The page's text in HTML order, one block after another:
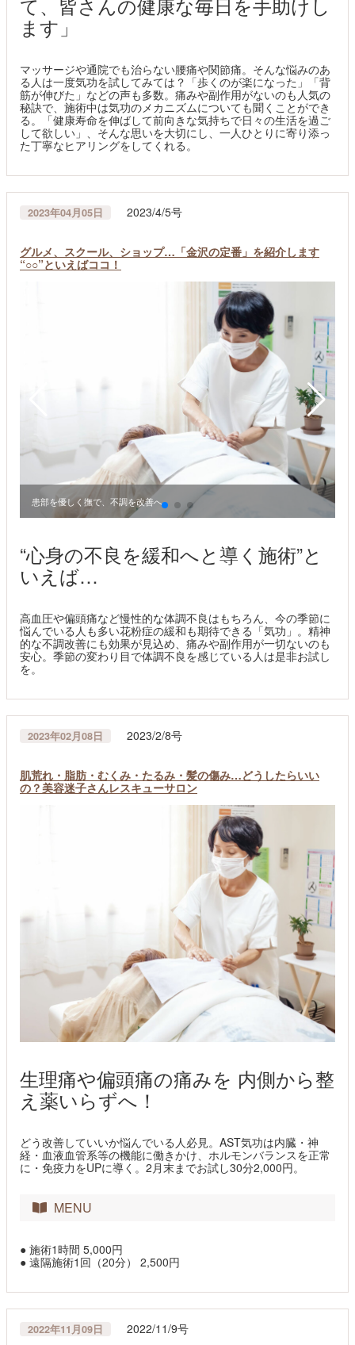
ます」
マッサージや通院でも治らない腰痛や関節痛。そんな悩みのあ
る人は一度気功を試してみては？「歩くのが楽になった」「背
筋が伸びた」などの声も多数。痛みや副作用がないのも人気の
秘訣で、施術中は気功のメカニズムについても聞くことができ
る。「健康寿命を伸ばして前向きな気持ちで日々の生活を過ご
して欲しい」、そんな思いを大切にし、一人ひとりに寄り添っ
た丁寧なヒアリングをしてくれる。
2023年04月05日 2023/4/5号
グルメ、スクール、ショップ…「金沢の定番」を紹介します
“○○”といえばココ！
患部を優しく撫で、不調を改善へ。
“心身の不良を緩和へと導く施術”と
いえば…
高血圧や偏頭痛など慢性的な体調不良はもちろん、今の季節に
悩んでいる人も多い花粉症の緩和も期待できる「気功」。精神
的な不調改善にも効果が見込め、痛みや副作用が一切ないのも
安心。季節の変わり目で体調不良を感じている人は是非お試し
を。
2023年02月08日 2023/2/8号
肌荒れ・脂肪・むくみ・たるみ・髪の傷み…どうしたらいい
の？美容迷子さんレスキューサロン
生理痛や偏頭痛の痛みを 内側から整
え薬いらずへ！
どう改善していいか悩んでいる人必見。AST気功は内臓・神
経・血液血管系等の機能に働きかけ、ホルモンバランスを正常
に・免疫力をUPに導く。2月末までお試し30分2,000円。
MENU
● 施術1時間 5,000円
● 遠隔施術1回（20分） 2,500円
2022年11月09日 2022/11/9号